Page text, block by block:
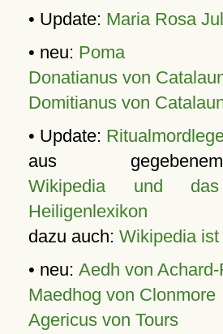
• Update: Maria Rosa
• neu: Poma
Donatianus von
Domitianus von
• Update:
aus
Wikipedia und das
Heiligenlexikon
dazu auch: Wikipedia
• neu: Aedh von
Maedhog von Clonmore
Agericus von Tours